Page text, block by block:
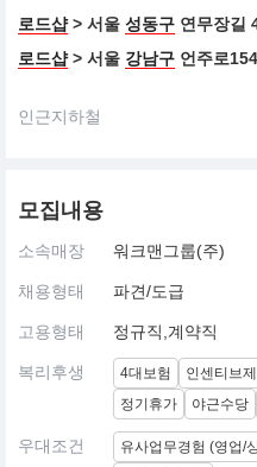
로드샵> 서울 성동구 연무장길
로드샵> 서울 강남구 언주로
인근지하철
모집내용
소속매장 워크맨그룹(주)
채용형태 파견/도급
고용형태 정규직,계약직
복리후생 4대보험 인센티브제
정기휴가
야근수당
우대조건 유사업무경험 (영업/